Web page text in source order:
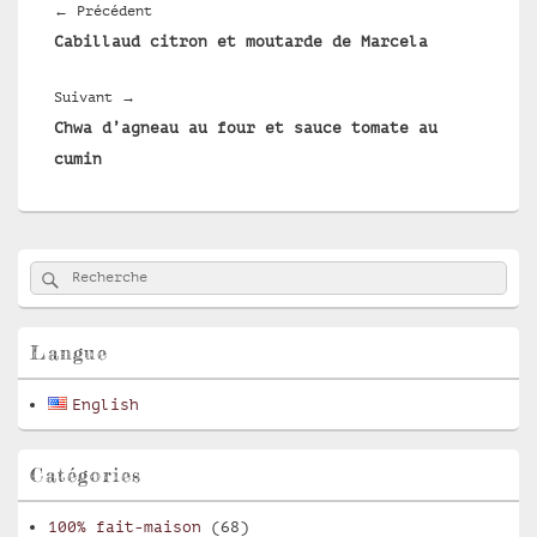
l’article
← Précédent
précédent :
Cabillaud citron et moutarde de Marcela
Suivant →
suivant :
Chwa d’agneau au four et sauce tomate au
cumin
Zone
principale
de
pour
latérale
Recherche :
Rechercher
Langue
English
Catégories
100% fait-maison (68)